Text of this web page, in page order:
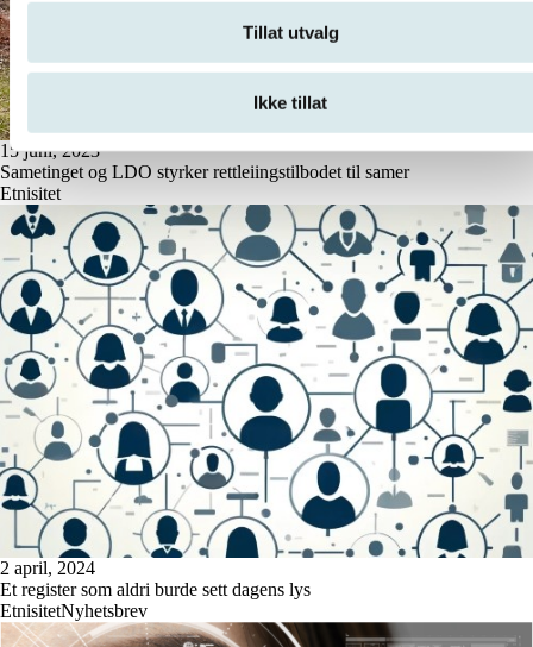
Tillat utvalg
Ikke tillat
15 juni, 2023
Sametinget og LDO styrker rettleiingstilbodet til samer
Etnisitet
2 april, 2024
Et register som aldri burde sett dagens lys
EtnisitetNyhetsbrev